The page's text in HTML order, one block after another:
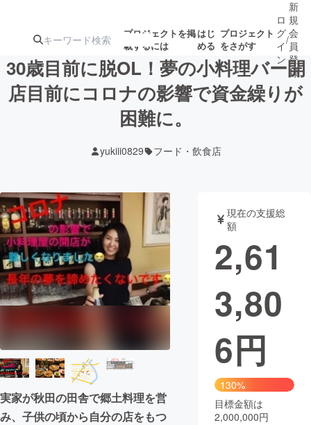
プロジェクトを掲
載するには
はじ
める
プロジェクト
をさがす
注目の新着プロ募集終了が近いプ
テクノロジー・ガジェット
映像・映画 書籍・雑誌
ビジネス・起業 チャレンジ
CAMPFIRE for Social Good
CAMPFIRE Creation
CAMPFIREふるさと納税machi-ya コミュニティ
ロ
グ
イ
ン
/
新
規
会
員
登
録
30歳目前に脱OL！夢の小料理バー開
店目前にコロナの影響で資金繰りが
困難に。
yukiii0829 フード・飲食店
実家が秋田の田舎で郷土料理を営
み、子供の頃から自分の店をもつ
現在の支援総
額
2,61
3,80
6円
130%
目標金額は
2,000,000円